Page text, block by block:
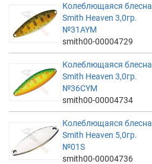
Колеблющаяся блесна
Smith Heaven 3,0гр.
№31AYM
smith00-00004729
Колеблющаяся блесна
Smith Heaven 3,0гр.
№36CYM
smith00-00004734
Колеблющаяся блесна
Smith Heaven 5,0гр.
№01S
smith00-00004736